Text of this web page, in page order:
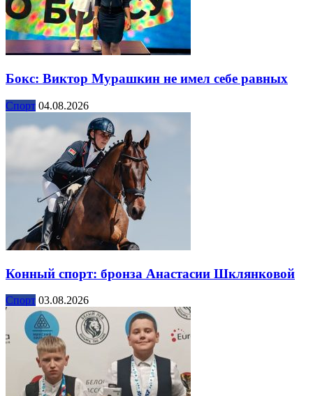
Бокс: Виктор Мурашкин не имел себе равных
Спорт 04.08.2026
Конный спорт: бронза Анастасии Шклянковой
Спорт 03.08.2026